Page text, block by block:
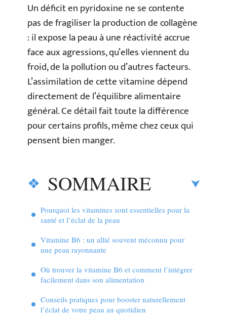
Un déficit en pyridoxine ne se contente
pas de fragiliser la production de collagène
: il expose la peau à une réactivité accrue
face aux agressions, qu’elles viennent du
froid, de la pollution ou d’autres facteurs.
L’assimilation de cette vitamine dépend
directement de l’équilibre alimentaire
général. Ce détail fait toute la différence
pour certains profils, même chez ceux qui
pensent bien manger.
SOMMAIRE
Pourquoi les vitamines sont essentielles pour la
santé et l’éclat de la peau
Vitamine B6 : un allié souvent méconnu pour
une peau rayonnante
Où trouver la vitamine B6 et comment l’intégrer
facilement dans son alimentation
Conseils pratiques pour booster naturellement
l’éclat de votre peau au quotidien